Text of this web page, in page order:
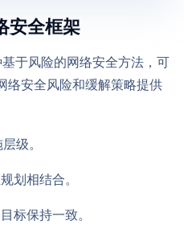
安全框架
于风险的网络安全方法，可
络安全风险和缓解策略提供
级。
划相结合。
标保持一致。